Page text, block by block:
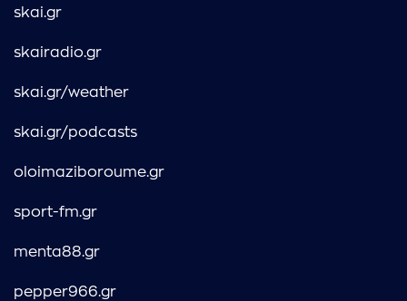
skai.gr
skairadio.gr
skai.gr/weather
skai.gr/podcasts
oloimaziboroume.gr
sport-fm.gr
menta88.gr
pepper966.gr